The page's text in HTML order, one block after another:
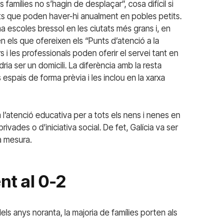
no s’hagin de desplaçar”, cosa difícil si
que poden haver-hi anualment en pobles petits.
escoles bressol en les ciutats més grans i, en
que ofereixen els “Punts d’atenció a la
i les professionals poden oferir el servei tant en
ser un domicili. La diferència amb la resta
de forma prèvia i les inclou en la xarxa
educativa per a tots els nens i nenes en
o d’iniciativa social. De fet, Galícia va ser
mesura.
al 0-2
anys noranta, la majoria de famílies porten als